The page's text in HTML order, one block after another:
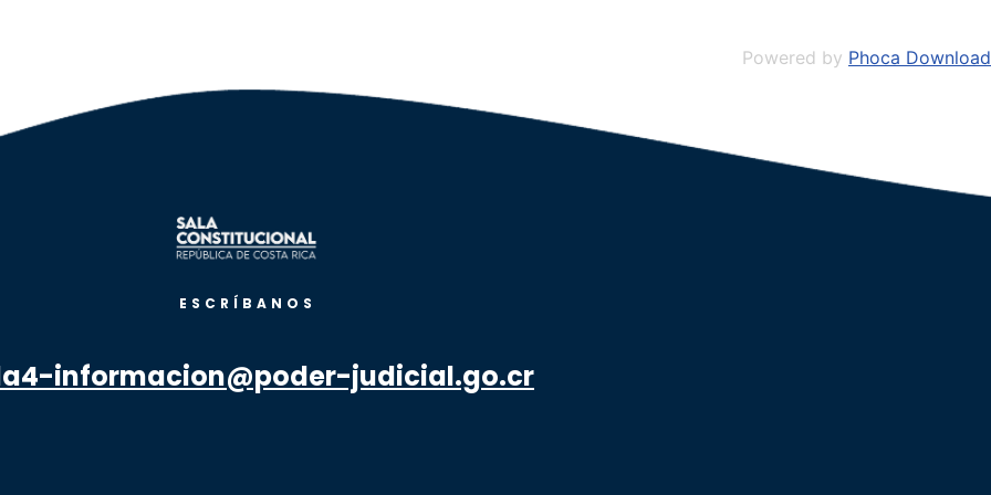
Powered by Phoca Download
ESCRÍBANOS
informacion@poder-judicial.go.cr